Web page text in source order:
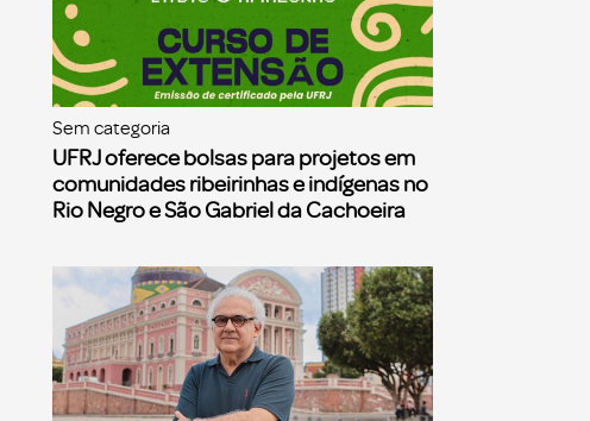
Sem categoria
UFRJ oferece bolsas para projetos em
comunidades ribeirinhas e indígenas no
Rio Negro e São Gabriel da Cachoeira